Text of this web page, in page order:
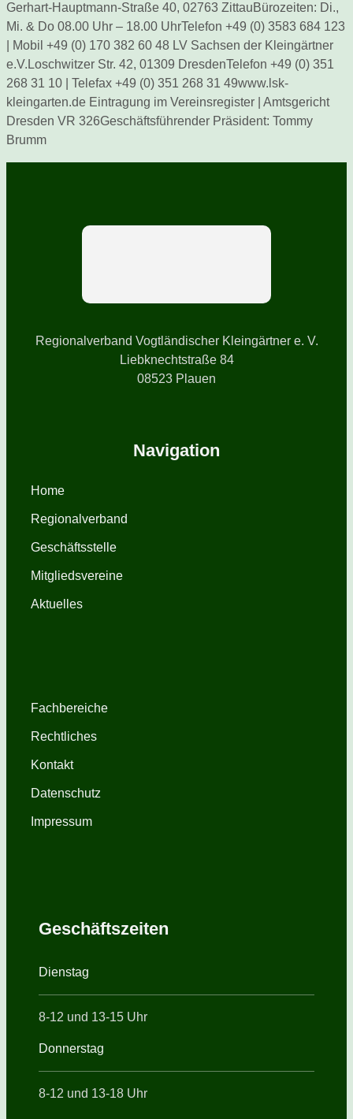
Gerhart-Hauptmann-Straße 40, 02763 ZittauBürozeiten: Di.,
Mi. & Do 08.00 Uhr – 18.00 UhrTelefon +49 (0) 3583 684 123
| Mobil +49 (0) 170 382 60 48 LV Sachsen der Kleingärtner
e.V.Loschwitzer Str. 42, 01309 DresdenTelefon +49 (0) 351
268 31 10 | Telefax +49 (0) 351 268 31 49www.lsk-
kleingarten.de Eintragung im Vereinsregister | Amtsgericht
Dresden VR 326Geschäftsführender Präsident: Tommy
Brumm
Regionalverband Vogtländischer Kleingärtner e. V.
Liebknechtstraße 84
08523 Plauen
Navigation
Home
Regionalverband
Geschäftsstelle
Mitgliedsvereine
Aktuelles
Fachbereiche
Rechtliches
Kontakt
Datenschutz
Impressum
Geschäftszeiten
Dienstag
8-12 und 13-15 Uhr
Donnerstag
8-12 und 13-18 Uhr